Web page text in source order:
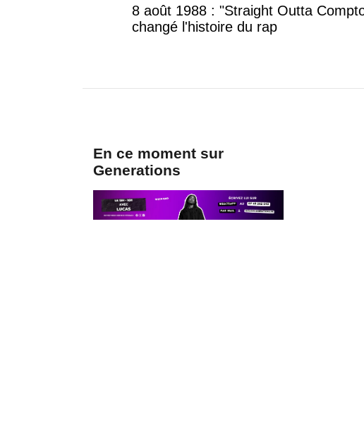
8 août 1988 : "Straight Outta
changé l'histoire du rap
En ce moment sur
Generations